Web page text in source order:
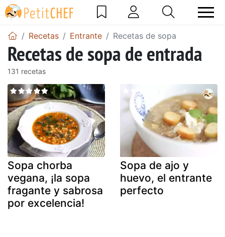
Recetas Entrante Recetas de sopa
Recetas de sopa de entrada
131 recetas
Sopa chorba
vegana, ¡la sopa
fragante y sabrosa
por excelencia!
Sopa de ajo y
huevo, el entrante
perfecto